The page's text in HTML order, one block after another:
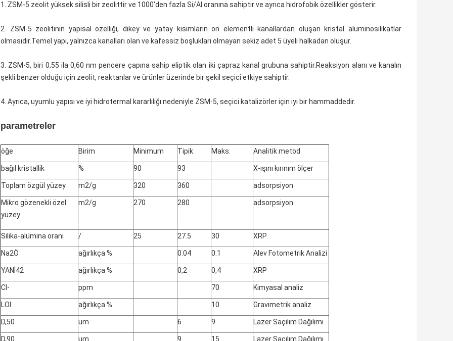
1. ZSM-5 zeolit ​​yüksek silisli bir zeolittir ve 1000'den fazla Si/Al oranına sahiptir ve ayrıca hidrofobik özellikler gösterir.
2. ZSM-5 zeolitinin yapısal özelliği, dikey ve yatay kısımların on elementli kanallardan oluşan kristal alüminosilikatlar
olmasıdır.Temel yapı, yalnızca kanalları olan ve kafessiz boşlukları olmayan sekiz adet 5 üyeli halkadan oluşur.
3. ZSM-5, biri 0,55 ila 0,60 nm pencere çapına sahip eliptik olan iki çapraz kanal grubuna sahiptir.Reaksiyon alanı ve kanalın
şekli benzer olduğu için zeolit, reaktanlar ve ürünler üzerinde bir şekil seçici etkiye sahiptir.
4. Ayrıca, uyumlu yapısı ve iyi hidrotermal kararlılığı nedeniyle ZSM-5, seçici katalizörler için iyi bir hammaddedir.
parametreler
öğe Birim Minimum Tipik Maks. Analitik metod
bağıl kristallik % 90 93 X-ışını kırınım ölçer
Toplam özgül yüzey m2/g 320 360 adsorpsiyon
Mikro gözenekli özel
yüzey
m2/g 270 280 adsorpsiyon
Silika-alümina oranı / 25 27.5 30 XRP
Na2Ö ağırlıkça % 0.04 0.1 Alev Fotometrik Analizi
YANİ 42 ağırlıkça % 0,2 0,4 XRP
Cl- ppm 70 Kimyasal analiz
LOI ağırlıkça % 10 Gravimetrik analiz
D,50 um 6 9 Lazer Saçılım Dağılımı
D,90 um 9 15 Lazer Saçılım Dağılımı